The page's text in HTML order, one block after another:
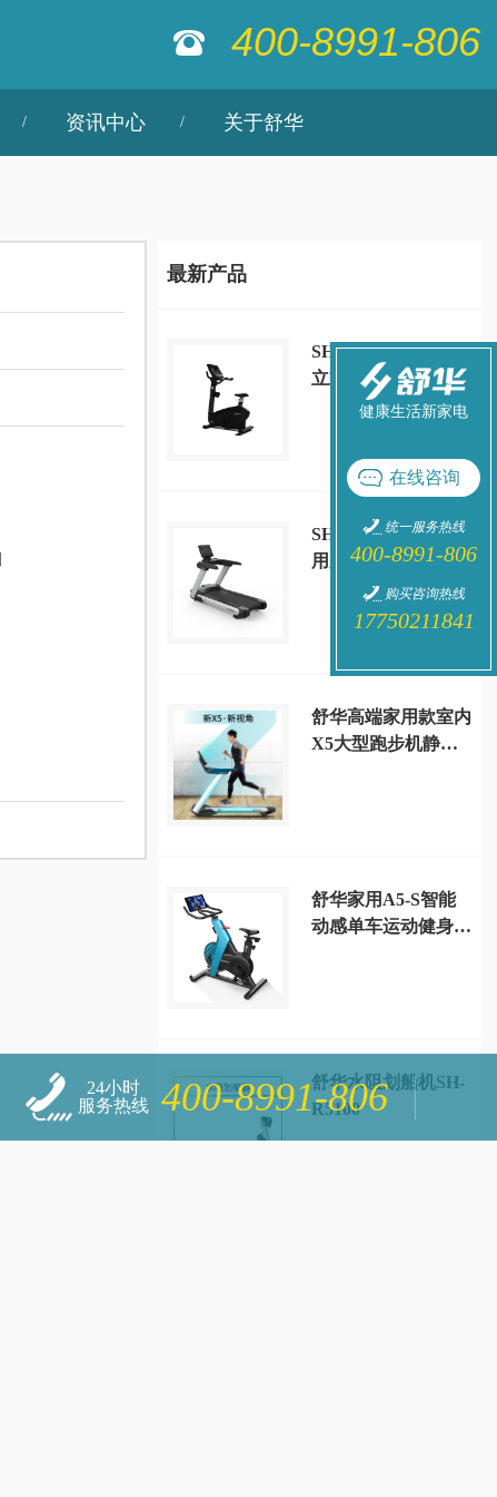
400-8991-806
资讯中心 关于舒华
最新产品
SH-B9100U-T1 商用
立式健身车(LED版)
SH-T8919 新V9 商
用跑步机
舒华高端家用款室内
X5大型跑步机静音
舒华家用A5-S智能
动感单车运动健身器
舒华水阻划船机SH-
R5100
24小时
服务热线
400-8991-806
健康生活新家电
在线咨询
统一服务热线
400-8991-806
购买咨询热线
17750211841